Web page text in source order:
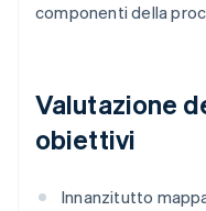
componenti della
Valutazione
obiettivi
Innanzitutto